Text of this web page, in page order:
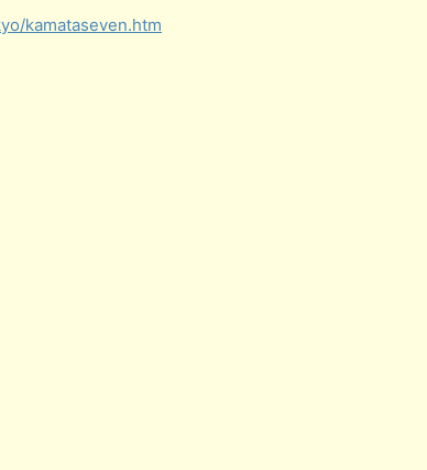
kamataseven.htm